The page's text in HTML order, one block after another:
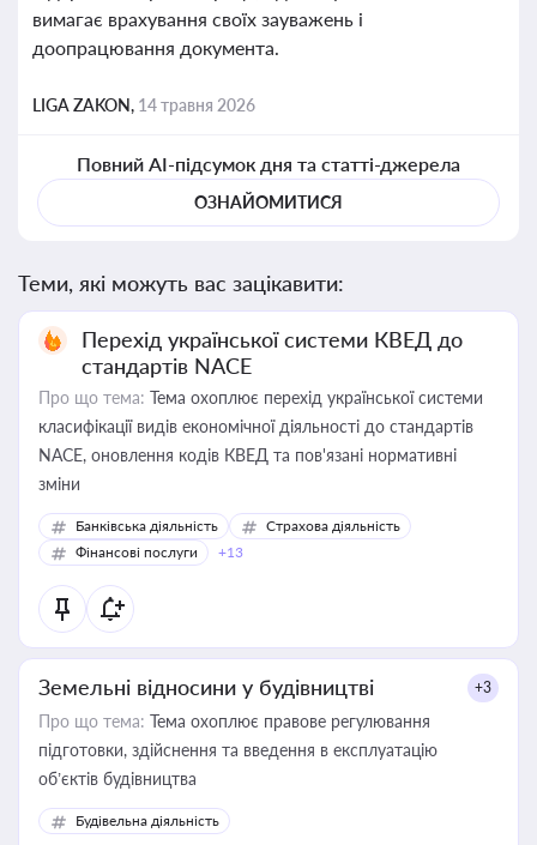
вимагає врахування своїх зауважень і
доопрацювання документа.
LIGA ZAKON, 14 травня 2026
Повний AI-підсумок дня та статті-джерела
ОЗНАЙОМИТИСЯ
Теми, які можуть вас зацікавити:
Перехід української системи КВЕД до
стандартів NACE
Про що тема: Тема охоплює перехід української системи
класифікації видів економічної діяльності до стандартів
NACE, оновлення кодів КВЕД та пов'язані нормативні
зміни
Банківська діяльність
Страхова діяльність
Фінансові послуги
+13
Земельні відносини у будівництві +3
Про що тема: Тема охоплює правове регулювання
підготовки, здійснення та введення в експлуатацію
об’єктів будівництва
Будівельна діяльність